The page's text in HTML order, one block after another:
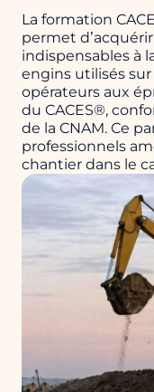
La formation
permet
indispensables à
engins utilisés
opérateurs aux
du CACES®,
de la CNAM. Ce
professionnels
chantier dans le